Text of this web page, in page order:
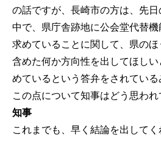
の話ですが、長崎市の方は、先
中で、県庁舎跡地に公会堂代替
求めていることに関して、県の
含めた何か方向性を出してほし
めているという答弁をされている
この点について知事はどう思われ
知事
これまでも、早く結論を出して